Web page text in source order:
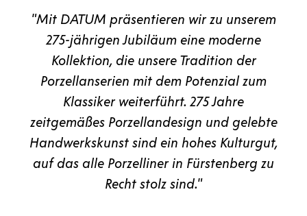
"Mit DATUM präsentieren wir zu unserem
275-jährigen Jubiläum eine moderne
Kollektion, die unsere Tradition der
Porzellanserien mit dem Potenzial zum
Klassiker weiterführt. 275 Jahre
zeitgemäßes Porzellandesign und gelebte
Handwerkskunst sind ein hohes Kulturgut,
auf das alle Porzelliner in Fürstenberg zu
Recht stolz sind."